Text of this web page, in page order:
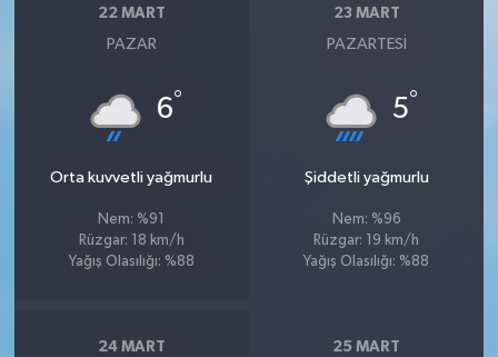
22 MART
PAZAR
6°
Orta kuvvetli yağmurlu
Nem: %91
Rüzgar: 18 km/h
Yağış Olasılığı: %88
23 MART
PAZARTESI
5°
Şiddetli yağmurlu
Nem: %96
Rüzgar: 19 km/h
Yağış Olasılığı: %88
24 MART 25 MART